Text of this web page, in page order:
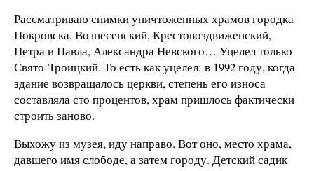
Рассматриваю снимки уничтоженных храмов городка
Покровска. Вознесенский, Крестовоздвиженский,
Петра и Павла, Александра Невского… Уцелел только
Свято-Троицкий. То есть как уцелел: в 1992 году, когда
здание возвращалось церкви, степень его износа
составляла сто процентов, храм пришлось фактически
строить заново.
Выхожу из музея, иду направо. Вот оно, место храма,
давшего имя слободе, а затем городу. Детский садик